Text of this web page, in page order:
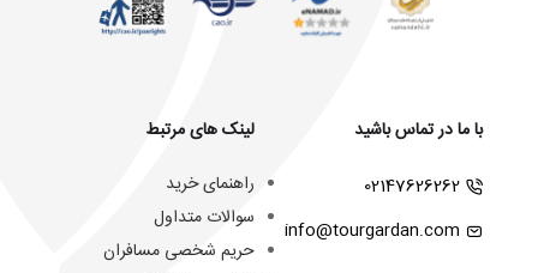
با ما در تماس باشید
02147626262
info@tourgardan.com
لینک های مرتبط
راهنمای خرید
سوالات متداول
حریم شخصی مسافران